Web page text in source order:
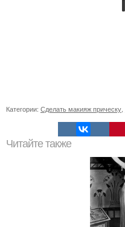
Категории: Сделать макияж прическу
Читайте также